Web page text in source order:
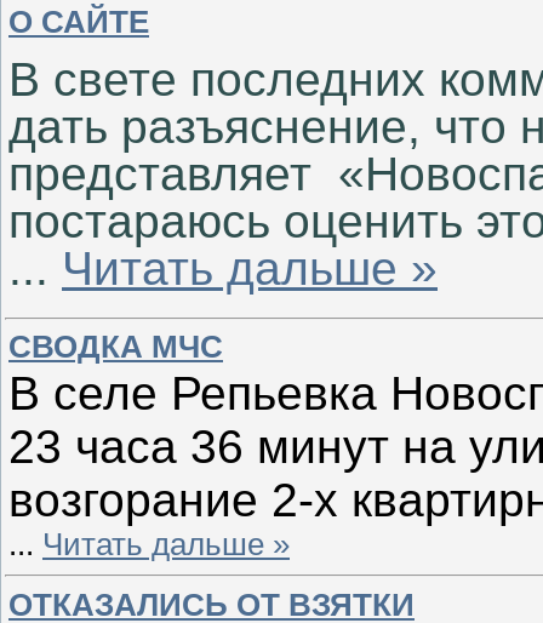
О САЙТЕ
В свете последних
дать разъяснение, что
представляет
постараюсь оценить
... Читать дальше »
СВОДКА МЧС
В селе Репьевка
23 часа 36 минут на
возгорание 2-х
... Читать дальше »
ОТКАЗАЛИСЬ ОТ ВЗЯТКИ